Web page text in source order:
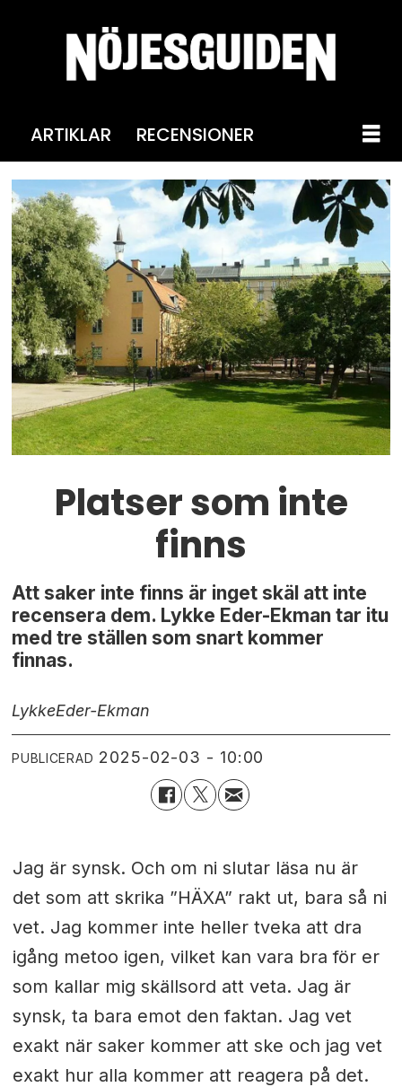
ARTIKLAR RECENSIONER
Platser som inte
finns
Att saker inte finns är inget skäl att inte
recensera dem. Lykke Eder-Ekman tar itu
med tre ställen som snart kommer
finnas.
LykkeEder-Ekman
PUBLICERAD 2025-02-03 - 10:00
Jag är synsk. Och om ni slutar läsa nu är
det som att skrika ”HÄXA” rakt ut, bara så ni
vet. Jag kommer inte heller tveka att dra
igång metoo igen, vilket kan vara bra för er
som kallar mig skällsord att veta. Jag är
synsk, ta bara emot den faktan. Jag vet
exakt när saker kommer att ske och jag vet
exakt hur alla kommer att reagera på det.